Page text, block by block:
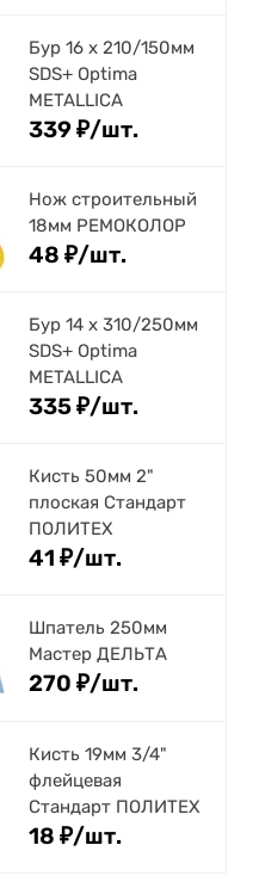
Бур 16 х 210/150мм
SDS+ Optima
METALLICA
339₽/шт.
Нож строительный
18мм РЕМОКОЛОР
48 ₽/шт.
Бур 14 х 310/250мм
SDS+ Optima
METALLICA
335₽/шт.
Кисть 50мм 2"
плоская Стандарт
ПОЛИТЕХ
41 ₽/шт.
Шпатель 250мм
Мастер ДЕЛЬТА
270 ₽/шт.
Кисть 19мм 3/4"
флейцевая
Стандарт ПОЛИТЕХ
18 ₽/шт.